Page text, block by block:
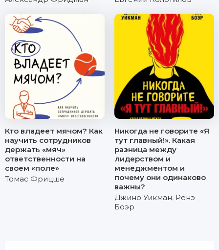
Кто владеет мячом? Как
научить сотрудников
держать «мяч»
ответственности на
своем «поле»
Томас Фрицше
Никогда не говорите «Я
тут главный!». Какая
разница между
лидерством и
менеджментом и
почему они одинаково
важны?
Джино Уикман, Ренэ
Боэр